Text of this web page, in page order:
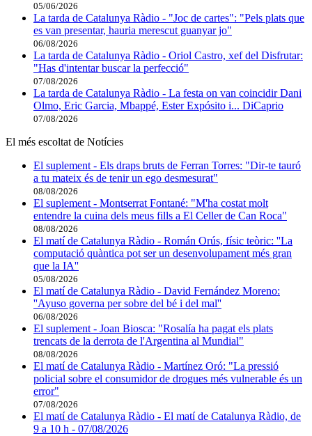
05/06/2026
La tarda de Catalunya Ràdio - "Joc de cartes": "Pels plats que
es van presentar, hauria merescut guanyar jo"
06/08/2026
La tarda de Catalunya Ràdio - Oriol Castro, xef del Disfrutar:
"Has d'intentar buscar la perfecció"
07/08/2026
La tarda de Catalunya Ràdio - La festa on van coincidir Dani
Olmo, Eric Garcia, Mbappé, Ester Expósito i... DiCaprio
07/08/2026
El més escoltat de Notícies
El suplement - Els draps bruts de Ferran Torres: "Dir-te tauró
a tu mateix és de tenir un ego desmesurat"
08/08/2026
El suplement - Montserrat Fontané: "M'ha costat molt
entendre la cuina dels meus fills a El Celler de Can Roca"
08/08/2026
El matí de Catalunya Ràdio - Román Orús, físic teòric: ''La
computació quàntica pot ser un desenvolupament més gran
que la IA''
05/08/2026
El matí de Catalunya Ràdio - David Fernández Moreno:
''Ayuso governa per sobre del bé i del mal''
06/08/2026
El suplement - Joan Biosca: "Rosalía ha pagat els plats
trencats de la derrota de l'Argentina al Mundial"
08/08/2026
El matí de Catalunya Ràdio - Martínez Oró: "La pressió
policial sobre el consumidor de drogues més vulnerable és un
error"
07/08/2026
El matí de Catalunya Ràdio - El matí de Catalunya Ràdio, de
9 a 10 h - 07/08/2026